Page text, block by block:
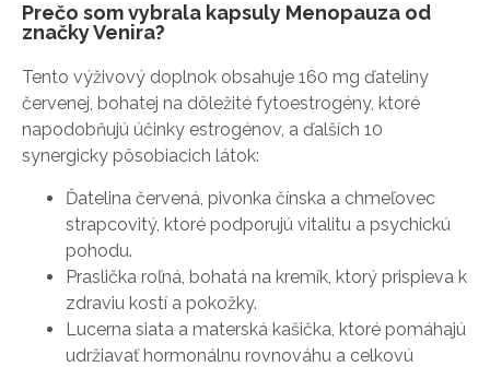
Prečo som vybrala kapsuly Menopauza od
značky Venira?
Tento výživový doplnok obsahuje 160 mg ďateliny
červenej, bohatej na dôležité fytoestrogény, ktoré
napodobňujú účinky estrogénov, a ďalších 10
synergicky pôsobiacich látok:
Ďatelina červená, pivonka čínska a chmeľovec
strapcovitý, ktoré podporujú vitalitu a psychickú
pohodu.
Praslička roľná, bohatá na kremík, ktorý prispieva k
zdraviu kostí a pokožky.
Lucerna siata a materská kašička, ktoré pomáhajú
udržiavať hormonálnu rovnováhu a celkovú